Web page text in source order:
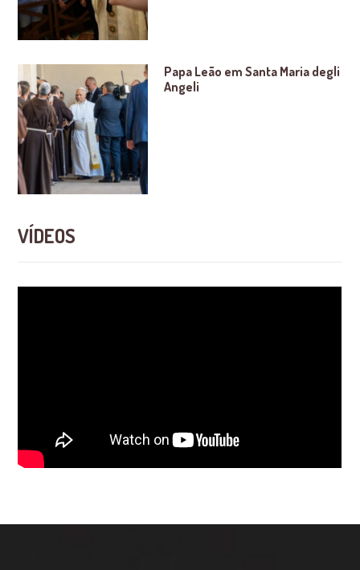
Papa Leão em Santa Maria degli
Angeli
VÍDEOS